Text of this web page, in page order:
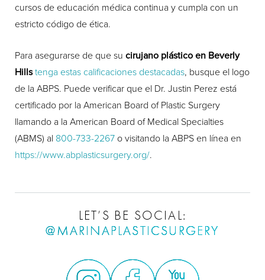
cursos de educación médica continua y cumpla con un
estricto código de ética.
Para asegurarse de que su cirujano plástico en Beverly
Hillstenga estas calificaciones destacadas, busque el logo
de la ABPS. Puede verificar que el Dr. Justin Perez está
certificado por la American Board of Plastic Surgery
llamando a la American Board of Medical Specialties
(ABMS) al 800-733-2267 o visitando la ABPS en línea en
https://www.abplasticsurgery.org/.
LET’S BE SOCIAL:
@MARINAPLASTICSURGERY